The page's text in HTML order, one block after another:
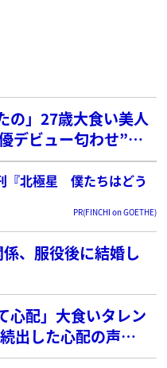
の」27歳大食い美人
デビュー匂わせ”に
『北極星 僕たちはどう
PR(FINCHI on GOETHE)
係、服役後に結婚し
心配」大食いタレン
出した心配の声
しい」